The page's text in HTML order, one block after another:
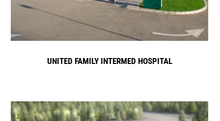
UNITED FAMILY INTERMED HOSPITAL